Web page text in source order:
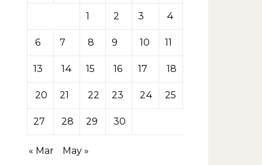
1 2 3 4
6 7 8 9 10 11
13 14 15 16 17 18
20 21 22 23 24 25
27 28 29 30
« Mar May »